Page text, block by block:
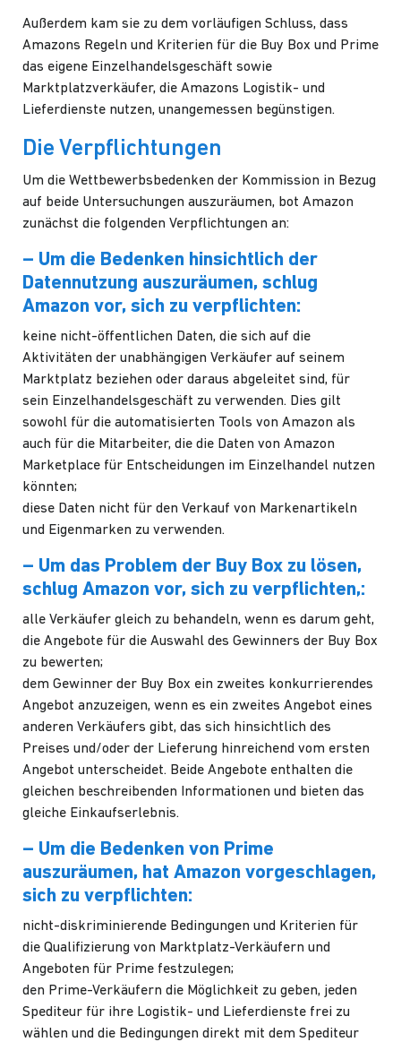
Außerdem kam sie zu dem vorläufigen Schluss, dass
Amazons Regeln und Kriterien für die Buy Box und Prime
das eigene Einzelhandelsgeschäft sowie
Marktplatzverkäufer, die Amazons Logistik- und
Lieferdienste nutzen, unangemessen begünstigen.
Die Verpflichtungen
Um die Wettbewerbsbedenken der Kommission in Bezug
auf beide Untersuchungen auszuräumen, bot Amazon
zunächst die folgenden Verpflichtungen an:
– Um die Bedenken hinsichtlich der
Datennutzung auszuräumen, schlug
Amazon vor, sich zu verpflichten:
keine nicht-öffentlichen Daten, die sich auf die
Aktivitäten der unabhängigen Verkäufer auf seinem
Marktplatz beziehen oder daraus abgeleitet sind, für
sein Einzelhandelsgeschäft zu verwenden. Dies gilt
sowohl für die automatisierten Tools von Amazon als
auch für die Mitarbeiter, die die Daten von Amazon
Marketplace für Entscheidungen im Einzelhandel nutzen
könnten;
diese Daten nicht für den Verkauf von Markenartikeln
und Eigenmarken zu verwenden.
– Um das Problem der Buy Box zu lösen,
schlug Amazon vor, sich zu verpflichten,:
alle Verkäufer gleich zu behandeln, wenn es darum geht,
die Angebote für die Auswahl des Gewinners der Buy Box
zu bewerten;
dem Gewinner der Buy Box ein zweites konkurrierendes
Angebot anzuzeigen, wenn es ein zweites Angebot eines
anderen Verkäufers gibt, das sich hinsichtlich des
Preises und/oder der Lieferung hinreichend vom ersten
Angebot unterscheidet. Beide Angebote enthalten die
gleichen beschreibenden Informationen und bieten das
gleiche Einkaufserlebnis.
– Um die Bedenken von Prime
auszuräumen, hat Amazon vorgeschlagen,
sich zu verpflichten:
nicht-diskriminierende Bedingungen und Kriterien für
die Qualifizierung von Marktplatz-Verkäufern und
Angeboten für Prime festzulegen;
den Prime-Verkäufern die Möglichkeit zu geben, jeden
Spediteur für ihre Logistik- und Lieferdienste frei zu
wählen und die Bedingungen direkt mit dem Spediteur